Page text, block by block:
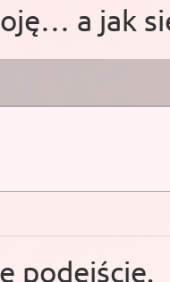
a jak
podejście.